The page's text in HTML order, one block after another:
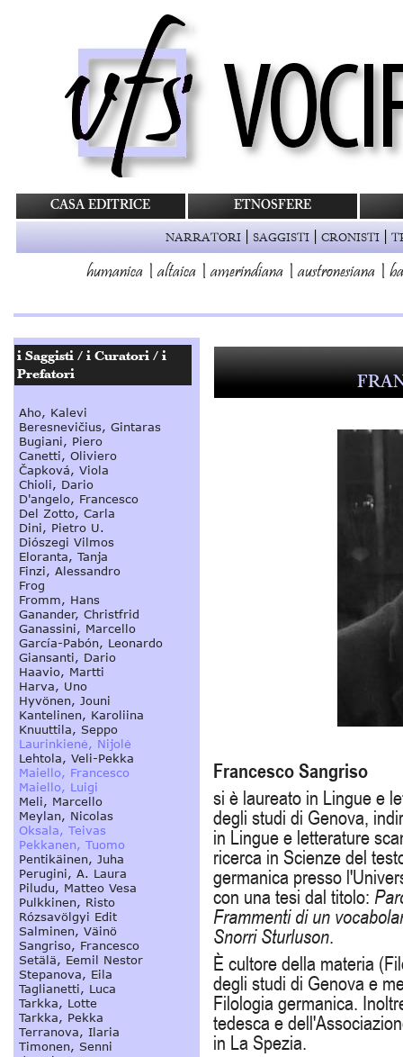
CASA EDITRICE ETNOSFERE
NARRATORI | SAGGISTI | CRONISTI |
humanica |altaica |amerindiana |austronesiana |
Francesco Sangriso
si è laureato in Lingue e
degli studi di Genova,
in Lingue e letterature
ricerca in Scienze del
germanica presso
con una tesi dal titolo:
Frammenti di un
Snorri Sturluson.
È cultore della materia
degli studi di Genova e
Filologia germanica.
tedesca e
in La Spezia.